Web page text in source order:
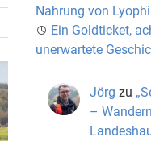
Nahrung von
Ein Goldticket,
unerwartete
Jörg zu
–